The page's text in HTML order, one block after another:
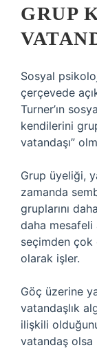
GRUP
Sosyal
çerçevede
Turner’ın
kendilerini
vatandaşı”
Grup üyeliği,
zamanda
gruplarını
daha mesafeli
seçimden
olarak işler.
Göç üzerine
vatandaşlık
ilişkili
vatandaş olsa